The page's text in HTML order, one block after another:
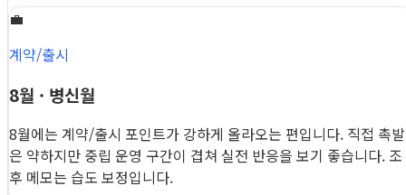
💼
계약/출시
8월 · 병신월
8월에는 계약/출시 포인트가 강하게 올라오는 편입니다. 직접 촉발
은 약하지만 중립 운영 구간이 겹쳐 실전 반응을 보기 좋습니다. 조
후 메모는 습도 보정입니다.